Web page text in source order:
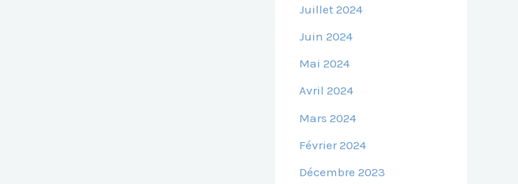
Juillet 2024
Juin 2024
Mai 2024
Avril 2024
Mars 2024
Février 2024
Décembre 2023